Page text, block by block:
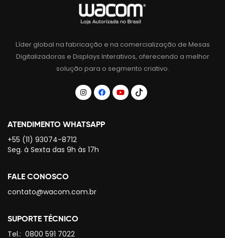
Líder global na fabricação e na comercialização de Mesas
Digitalizadoras e Displays Interativos, oferecendo a melhor
solução para o segmento criativo.
ATENDIMENTO WHATSAPP
+55 (11) 93074-8712
Seg. à Sexta das 9h às 17h
FALE CONOSCO
contato@wacom.com.br
SUPORTE TÉCNICO
Tel.: 0800 591 7022